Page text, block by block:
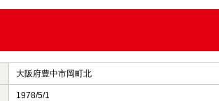
大阪府豊中市岡町北
1978/5/1